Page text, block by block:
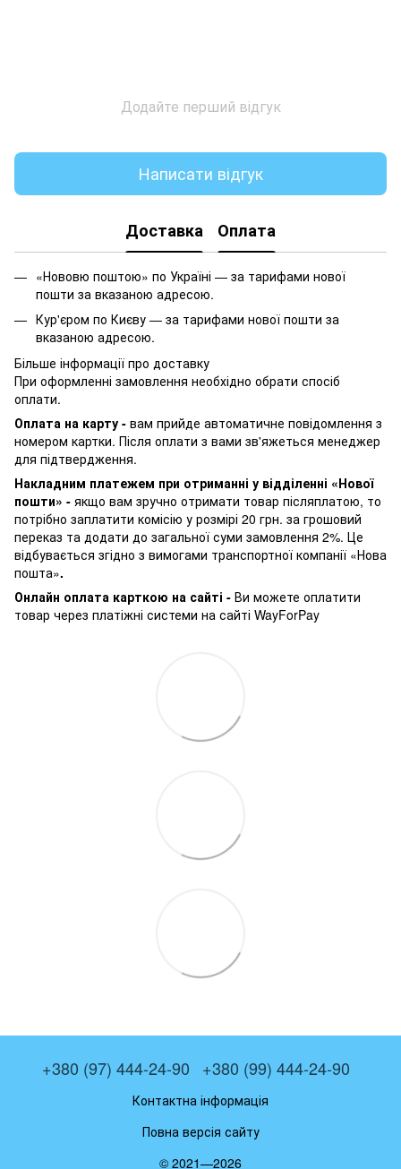
Додайте перший відгук
Написати відгук
Доставка Оплата
«Нововю поштою» по Україні — за тарифами нової
пошти за вказаною адресою.
Кур'єром по Києву — за тарифами нової пошти за
вказаною адресою.
Більше інформації про доставку
При оформленні замовлення необхідно обрати спосіб
оплати.
Оплата на карту - вам прийде автоматичне повідомлення з
номером картки. Після оплати з вами зв'яжеться менеджер
для підтвердження.
Накладним платежем при отриманні у відділенні «Нової
пошти» - якщо вам зручно отримати товар післяплатою, то
потрібно заплатити комісію у розмірі 20 грн. за грошовий
переказ та додати до загальної суми замовлення 2%. Це
відбувається згідно з вимогами транспортної компанії «Нова
пошта».
Онлайн оплата карткою на сайті - Ви можете оплатити
товар через платіжні системи на сайті WayForPay
+380 (97) 444-24-90 +380 (99) 444-24-90
Контактна інформація
Повна версія сайту
© 2021—2026